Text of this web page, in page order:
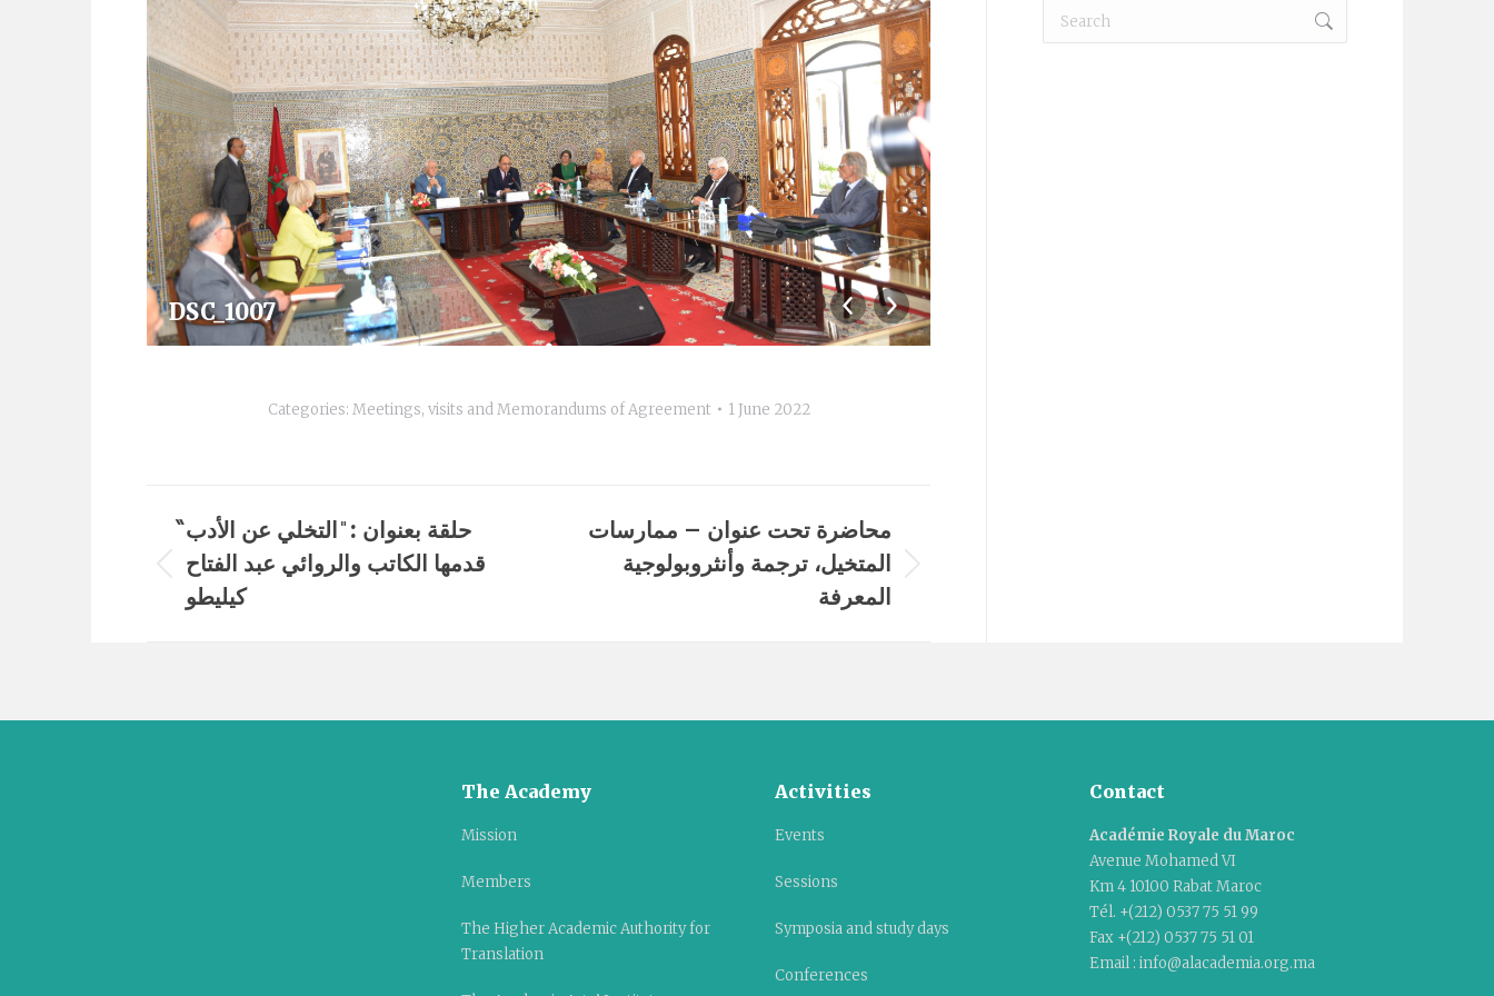
DSC_1007
Categories: Meetings, visits and Memorandums of Agreement 1 June 2022
Album
navigation
Previous
album:
حلقة بعنوان : ̎ التخلي عن الأدب̏
قدمها الكاتب والروائي عبد الفتاح
كيليطو
محاضرة تحت عنوان – ممارسات
المتخيل، ترجمة وأنثروبولوجية
المعرفة
Search:
The Academy
Mission
Members
The Higher Academic Authority for
Translation
Activities
Events
Sessions
Symposia and study days
Conferences
Contact
Académie Royale du Maroc
Avenue Mohamed VI
Km 4 10100 Rabat Maroc
Tél. +(212) 0537 75 51 99
Fax +(212) 0537 75 51 01
Email : info@alacademia.org.ma